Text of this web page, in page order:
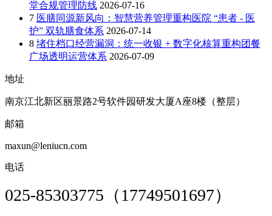
堂合规管理防线 2026-07-16
7 医膳同源新风向：智慧营养管理重构医院 “患者 - 医
护” 双轨膳食体系 2026-07-14
8 堵住档口经营漏洞：统一收银 + 数字化核算重构团餐
广场透明运营体系 2026-07-09
地址
南京江北新区丽景路2号软件园研发大厦A座8楼（整层）
邮箱
maxun@leniucn.com
电话
025-85303775（17749501697）